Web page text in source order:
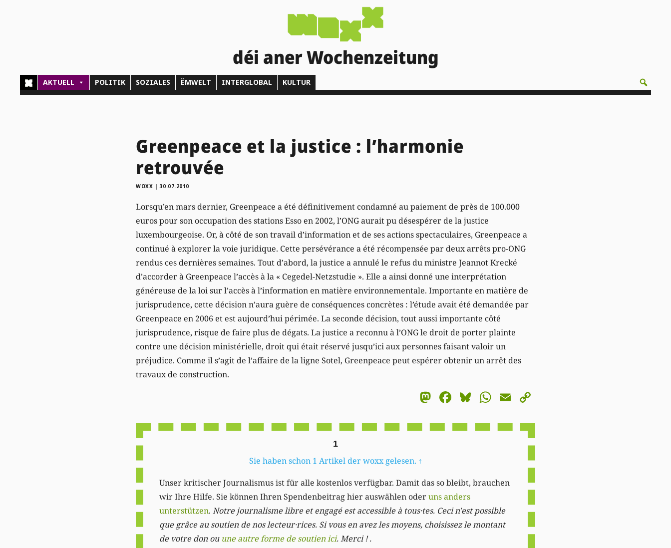
déi aner Wochenzeitung
AKTUELL POLITIK SOZIALES ËMWELT INTERGLOBAL KULTUR
Greenpeace et la justice : l’harmonie
retrouvée
WOXX | 30.07.2010
Lorsqu’en mars dernier, Greenpeace a été définitivement condamné au paiement de près de 100.000
euros pour son occupation des stations Esso en 2002, l’ONG aurait pu désespérer de la justice
luxembourgeoise. Or, à côté de son travail d’information et de ses actions spectaculaires, Greenpeace a
continué à explorer la voie juridique. Cette persévérance a été récompensée par deux arrêts pro-ONG
rendus ces dernières semaines. Tout d’abord, la justice a annulé le refus du ministre Jeannot Krecké
d’accorder à Greenpeace l’accès à la « Cegedel-Netzstudie ». Elle a ainsi donné une interprétation
généreuse de la loi sur l’accès à l’information en matière environnementale. Importante en matière de
jurisprudence, cette décision n’aura guère de conséquences concrètes : l’étude avait été demandée par
Greenpeace en 2006 et est aujourd’hui périmée. La seconde décision, tout aussi importante côté
jurisprudence, risque de faire plus de dégats. La justice a reconnu à l’ONG le droit de porter plainte
contre une décision ministérielle, droit qui était réservé jusqu’ici aux personnes faisant valoir un
préjudice. Comme il s’agit de l’affaire de la ligne Sotel, Greenpeace peut espérer obtenir un arrêt des
travaux de construction.
Mastodon
Facebook
Bluesky
WhatsApp
Email
1
Sie haben schon 1 Artikel der woxx gelesen. ↑
Unser kritischer Journalismus ist für alle kostenlos verfügbar. Damit das so bleibt, brauchen
wir Ihre Hilfe. Sie können Ihren Spendenbeitrag hier auswählen oderuns anders
unterstützen. Notre journalisme libre et engagé est accessible à tous·tes. Ceci n'est possible
que grâce au soutien de nos lecteur·rices. Si vous en avez les moyens, choisissez le montant
de votre don ou une autre forme de soutien ici. Merci ! .